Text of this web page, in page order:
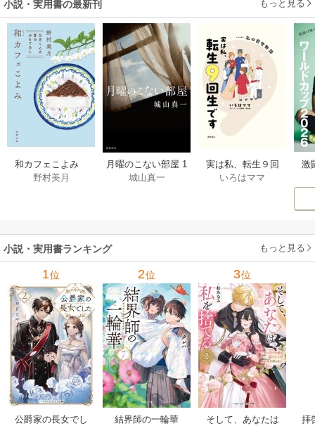
小説・実用書の最新刊 もっと見る
和カフェこよみ
五月くんの夏のお
野村美月
月曜のこない部屋 1
巻
城山真一
実は私、転生９回
生です マンガ
いろはママ
激
小説・実用書ランキング もっと見る
1位
公爵家の長女でし
2位
結界師の一輪華
3位
そして、あなたは
拝